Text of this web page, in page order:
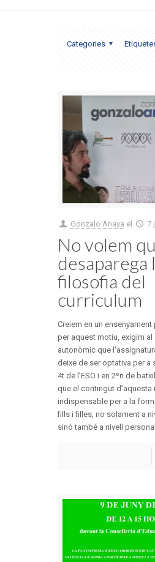
Categories
Gonzalo Anaya el 7
No volem
desaparega
filosofia del
curriculum
Creiem en un
per aquest motiu, exigim al
autonòmic que
deixe de ser optativa per a
4t de l’ESO i en 2ºn de
que el contingut d’aquesta
indispensable per a la
fills i filles, no solament a
sinó també a nivell personal